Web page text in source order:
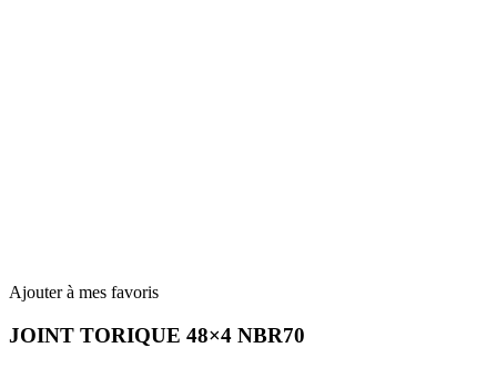
Ajouter à mes favoris
JOINT TORIQUE 48×4 NBR70